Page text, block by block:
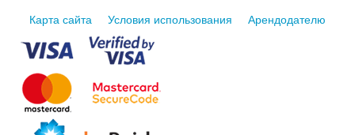
Карта сайта Условия использования Арендодателю